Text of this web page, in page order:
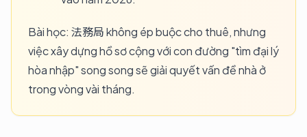
Bài học: 法務局 không ép buộc cho thuê, nhưng
việc xây dựng hồ sơ cộng với con đường "tìm đại lý
hòa nhập" song song sẽ giải quyết vấn đề nhà ở
trong vòng vài tháng.